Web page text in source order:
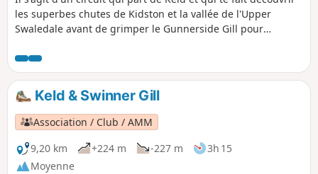
les superbes chutes de Kidston et la vallée de l'Upper
Swaledale avant de grimper le Gunnerside Gill pour
En sortant du ravin, tu arrives dans les landes où tu peux
profiter d'une vue imprenable sur le paysage des vallées,
puis tu redescends le ravin jusqu'à Crackpot Hall et retour à
Keld.Keld & Swinner Gill
Association / Club / AMM
9,20 km
+224 m -227 m
3h 15
Moyenne